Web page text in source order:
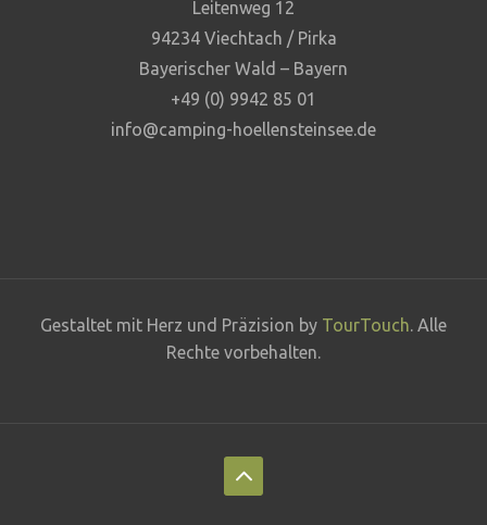
Leitenweg 12
94234 Viechtach / Pirka
Bayerischer Wald – Bayern
+49 (0) 9942 85 01
info@camping-hoellensteinsee.de
Gestaltet mit Herz und Präzision by TourTouch. Alle
Rechte vorbehalten.